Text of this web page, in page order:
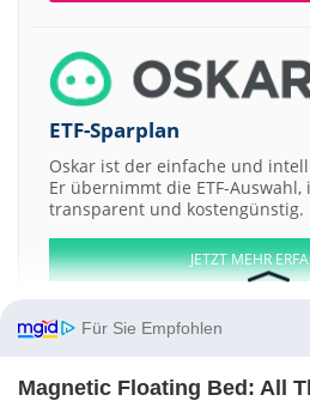
ETF-Sparplan
Oskar ist der einfache und
Er übernimmt die ETF-
transparent und kostengünstig.
JETZT MEHR
Für Sie Empfohlen
Magnetic Floating Bed: All